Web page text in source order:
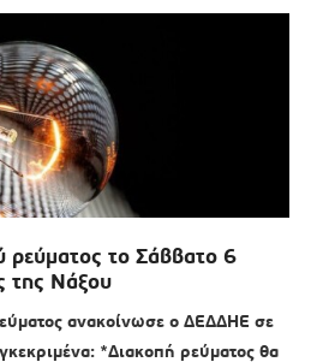
ρεύματος το Σάββατο 6
της Νάξου
ανακοίνωσε ο ΔΕΔΔΗΕ σε
*Διακοπή ρεύματος θα